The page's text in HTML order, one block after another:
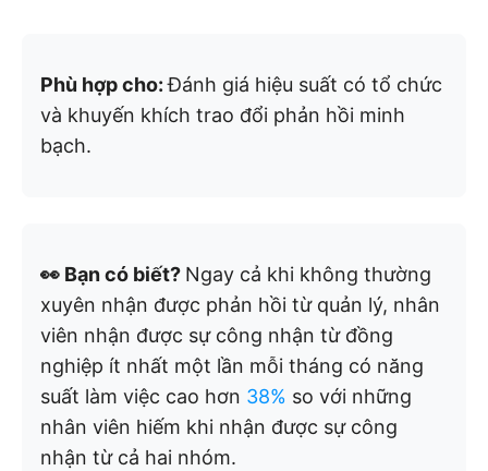
Phù hợp cho:Đánh giá hiệu suất có tổ chức
và khuyến khích trao đổi phản hồi minh
bạch.
👀 Bạn có biết? Ngay cả khi không thường
xuyên nhận được phản hồi từ quản lý, nhân
viên nhận được sự công nhận từ đồng
nghiệp ít nhất một lần mỗi tháng có năng
suất làm việc cao hơn 38% so với những
nhân viên hiếm khi nhận được sự công
nhận từ cả hai nhóm.